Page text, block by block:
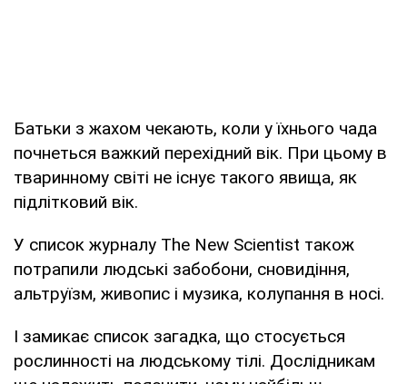
Батьки з жахом чекають, коли у їхнього чада
почнеться важкий перехідний вік. При цьому в
тваринному світі не існує такого явища, як
підлітковий вік.
У список журналу The New Scientist також
потрапили людські забобони, сновидіння,
альтруїзм, живопис і музика, колупання в носі.
І замикає список загадка, що стосується
рослинності на людському тілі. Дослідникам